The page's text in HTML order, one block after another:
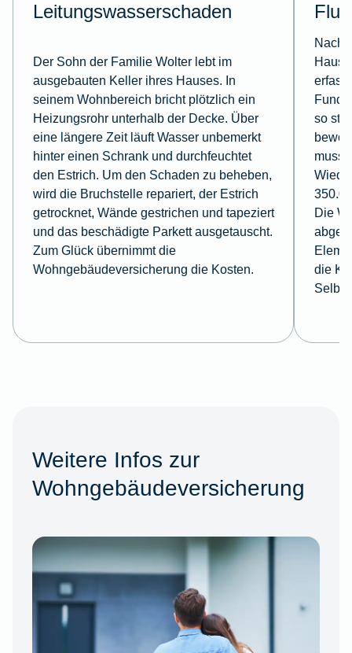
Leitungswasserschaden
Der Sohn der Familie Wolter lebt im
ausgebauten Keller ihres Hauses. In
seinem Wohnbereich bricht plötzlich ein
Heizungsrohr unterhalb der Decke. Über
eine längere Zeit läuft Wasser unbemerkt
hinter einen Schrank und durchfeuchtet
den Estrich. Um den Schaden zu beheben,
wird die Bruchstelle repariert, der Estrich
getrocknet, Wände gestrichen und tapeziert
und das beschädigte Parkett ausgetauscht.
Zum Glück übernimmt die
Wohngebäudeversicherung die Kosten.
Nach
Haus
so
muss.
Die
die
Weitere Infos zur
Wohngebäudeversicherung